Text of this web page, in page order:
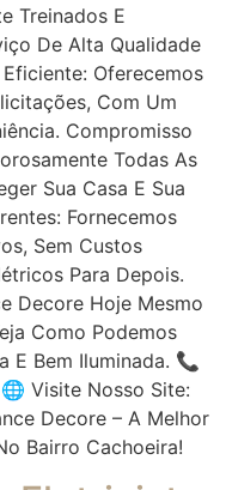
Treinados E
De Alta Qualidade
Oferecemos
Com Um
Compromisso
Todas As
Sua Casa E Sua
Fornecemos
Sem Custos
Para Depois.
Decore Hoje Mesmo
Como Podemos
E Bem Iluminada. 📞
Visite Nosso Site:
Decore – A Melhor
Bairro Cachoeira!